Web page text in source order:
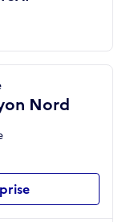
Nord